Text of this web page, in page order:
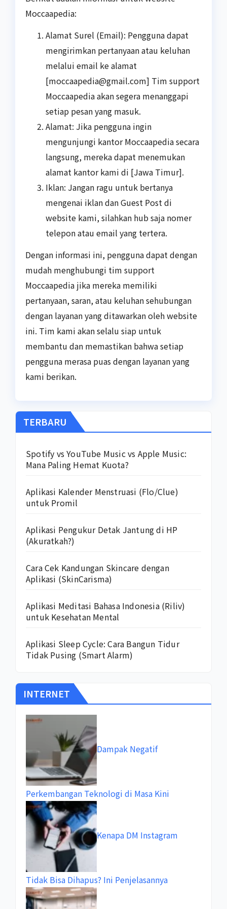
Moccaapedia:
Alamat Surel (Email): Pengguna dapat
mengirimkan pertanyaan atau keluhan
melalui email ke alamat
[moccaapedia@gmail.com] Tim support
Moccaapedia akan segera menanggapi
setiap pesan yang masuk.
Alamat: Jika pengguna ingin
mengunjungi kantor Moccaapedia secara
langsung, mereka dapat menemukan
alamat kantor kami di [Jawa Timur].
Iklan: Jangan ragu untuk bertanya
mengenai iklan dan Guest Post di
website kami, silahkan hub saja nomer
telepon atau email yang tertera.
Dengan informasi ini, pengguna dapat dengan
mudah menghubungi tim support
Moccaapedia jika mereka memiliki
pertanyaan, saran, atau keluhan sehubungan
dengan layanan yang ditawarkan oleh website
ini. Tim kami akan selalu siap untuk
membantu dan memastikan bahwa setiap
pengguna merasa puas dengan layanan yang
kami berikan.
TERBARU
Spotify vs YouTube Music vs Apple Music:
Mana Paling Hemat Kuota?
Aplikasi Kalender Menstruasi (Flo/Clue)
untuk Promil
Aplikasi Pengukur Detak Jantung di HP
(Akuratkah?)
Cara Cek Kandungan Skincare dengan
Aplikasi (SkinCarisma)
Aplikasi Meditasi Bahasa Indonesia (Riliv)
untuk Kesehatan Mental
Aplikasi Sleep Cycle: Cara Bangun Tidur
Tidak Pusing (Smart Alarm)
INTERNET
Dampak Negatif
Perkembangan Teknologi di Masa Kini
Kenapa DM Instagram
Tidak Bisa Dihapus? Ini Penjelasannya